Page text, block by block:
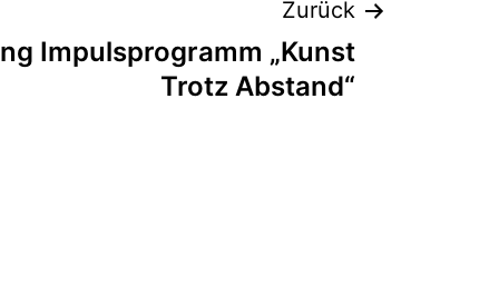
Zurück
Impulsprogramm „Kunst
Trotz Abstand“